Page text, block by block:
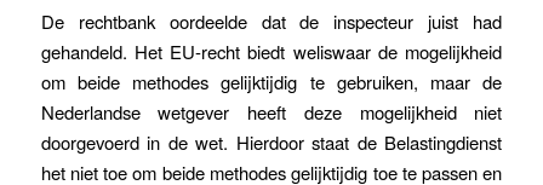
De rechtbank oordeelde dat de inspecteur juist had
gehandeld. Het EU-recht biedt weliswaar de mogelijkheid
om beide methodes gelijktijdig te gebruiken, maar de
Nederlandse wetgever heeft deze mogelijkheid niet
doorgevoerd in de wet. Hierdoor staat de Belastingdienst
het niet toe om beide methodes gelijktijdig toe te passen en